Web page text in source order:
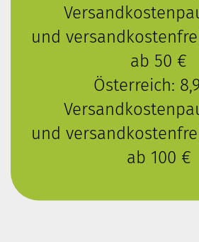
und
ab 50 €
Österreich:
und
ab 100 €